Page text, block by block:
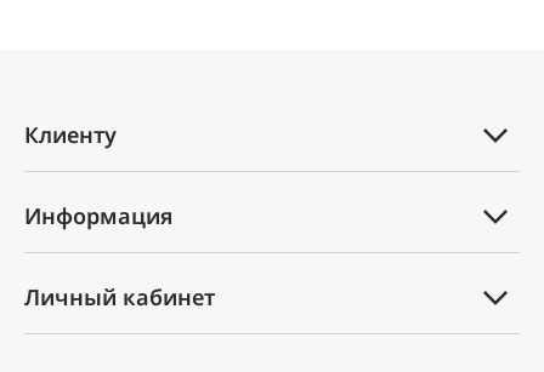
Клиенту
Услуги
Партнеры
Информация
Оплата и доставка
Личный кабинет